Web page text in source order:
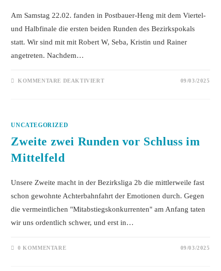
Am Samstag 22.02. fanden in Postbauer-Heng mit dem Viertel-
und Halbfinale die ersten beiden Runden des Bezirkspokals
statt. Wir sind mit mit Robert W, Seba, Kristin und Rainer
angetreten. Nachdem…
KOMMENTARE DEAKTIVIERTFÜR
09/03/2025
UNCATEGORIZED
Zweite zwei Runden vor Schluss im
Mittelfeld
Unsere Zweite macht in der Bezirksliga 2b die mittlerweile fast
schon gewohnte Achterbahnfahrt der Emotionen durch. Gegen
die vermeintlichen "Mitabstiegskonkurrenten" am Anfang taten
wir uns ordentlich schwer, und erst in…
0 KOMMENTARE 09/03/2025